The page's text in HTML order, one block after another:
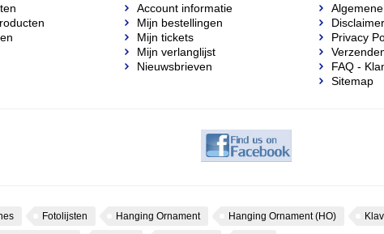
Account informatie
Mijn bestellingen
Mijn tickets
Mijn verlanglijst
Nieuwsbrieven
Disclaimer
Privacy
FAQ -
Sitemap
Fotolijsten Hanging Ornament Hanging Ornament (HO)